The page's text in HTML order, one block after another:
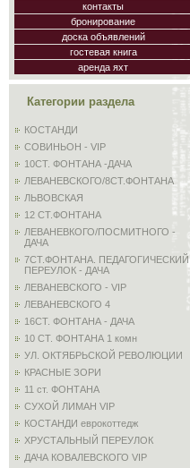
контакты
бронирование
доска объявлений
гостевая книга
аренда яхт
Категории раздела
КОСТАНДИ
СОВИНЬОН - VIP
10СТ. ФОНТАНА -ДАЧА
ЛЕВАНЕВСКОГО/8СТ.ФОНТАНА
ЛЬВОВСКАЯ
12 СТ.ФОНТАНА
ЛЕВАНЕВКОГО/ПОСМИТНОГО -
ДАЧА
7СТ.ФОНТАНА. ПЕДАГОГИЧЕСКИЙ
ПЕРЕУЛОК - ДАЧА
ЛЕВАНЕВСКОГО - VIP
ЛЕВАНЕВСКОГО 4
16СТ. ФОНТАНА - ДАЧА
10 СТ. ФОНТАНА 1 комн
УЛ. ОКТЯБРЬСКОЙ РЕВОЛЮЦИИ
КРАСНЫЕ ЗОРИ
11 ст. ФОНТАНА
СУХОЙ ЛИМАН VIP
КОСТАНДИ еврокоттедж
ХРУСТАЛЬНЫЙ ПЕРЕУЛОК
ДАЧА КОВАЛЕВСКОГО VIP